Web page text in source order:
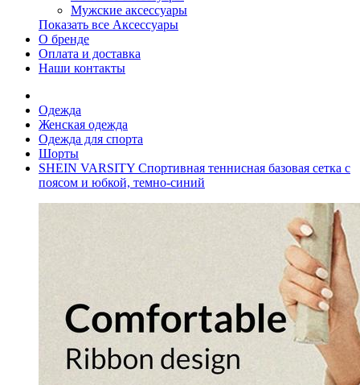
Мужские аксессуары
Показать все Аксессуары
О бренде
Оплата и доставка
Наши контакты
Одежда
Женская одежда
Одежда для спорта
Шорты
SHEIN VARSITY Спортивная теннисная базовая сетка с
поясом и юбкой, темно-синий